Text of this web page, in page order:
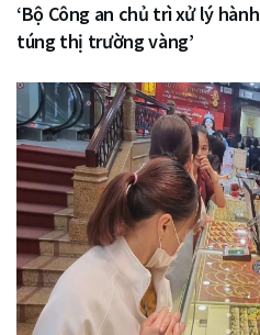
‘Bộ Công an chủ trì xử lý
túng thị trường vàng’